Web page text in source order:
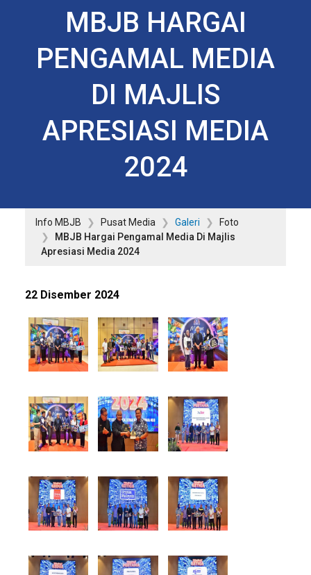
MBJB HARGAI
PENGAMAL MEDIA
DI MAJLIS
APRESIASI MEDIA
2024
Info MBJB Pusat Media Galeri
Foto
MBJB Hargai Pengamal Media Di Majlis
Apresiasi Media 2024
22 Disember 2024